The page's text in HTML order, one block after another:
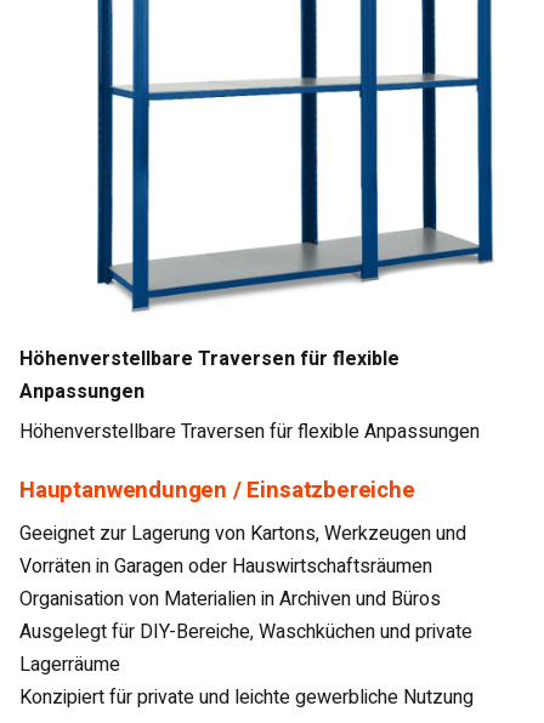
Höhenverstellbare Traversen für flexible
Anpassungen
Höhenverstellbare Traversen für flexible Anpassungen
Hauptanwendungen / Einsatzbereiche
Geeignet zur Lagerung von Kartons, Werkzeugen und
Vorräten in Garagen oder Hauswirtschaftsräumen
Organisation von Materialien in Archiven und Büros
Ausgelegt für DIY-Bereiche, Waschküchen und private
Lagerräume
Konzipiert für private und leichte gewerbliche Nutzung